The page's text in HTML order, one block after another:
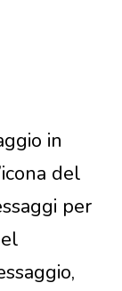
in
del
per